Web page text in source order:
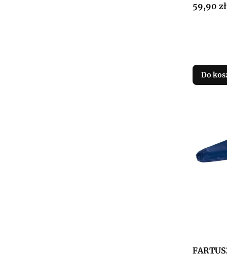
Cena
59,90 zł
Do